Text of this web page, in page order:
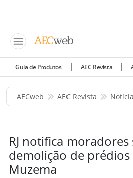
Guia de Produtos AEC Revista
AECweb AEC Revista
RJ notifica
demolição de
Muzema